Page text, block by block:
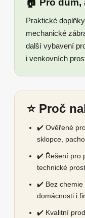
Praktické
mechanické
další vybavení
i venkovních
⭐ Proč
✔️ Ověřené
sklopce,
✔️ Řešení pro
technické
✔️ Bez chemie
domácnosti i
✔️ Kvalitní